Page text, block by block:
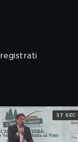
37 SEC